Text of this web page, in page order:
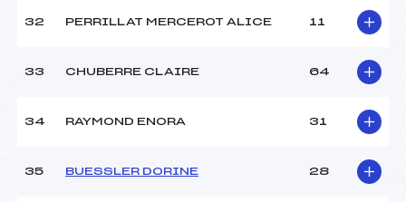
32 PERRILLAT MERCEROT ALICE 11
33 CHUBERRE CLAIRE 64
34 RAYMOND ENORA 31
35 BUESSLER DORINE 28